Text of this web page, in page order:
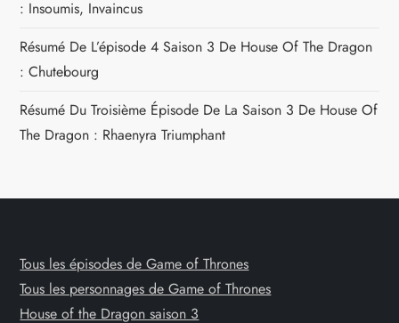
: Insoumis, Invaincus
Résumé De L’épisode 4 Saison 3 De House Of The Dragon
: Chutebourg
Résumé Du Troisième Épisode De La Saison 3 De House Of
The Dragon : Rhaenyra Triumphant
Tous les épisodes de Game of Thrones
Tous les personnages de Game of Thrones
House of the Dragon saison 3